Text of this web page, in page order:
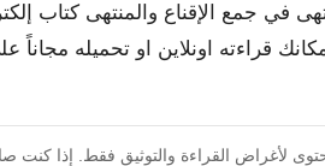
في جمع الإقناع والمنتهى كتاب
قراءته اونلاين او تحميله مجاناً
لأغراض القراءة والتوثيق فقط. إذا كنت